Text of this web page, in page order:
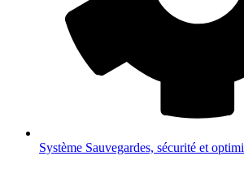
Système Sauvegardes, sécurité et